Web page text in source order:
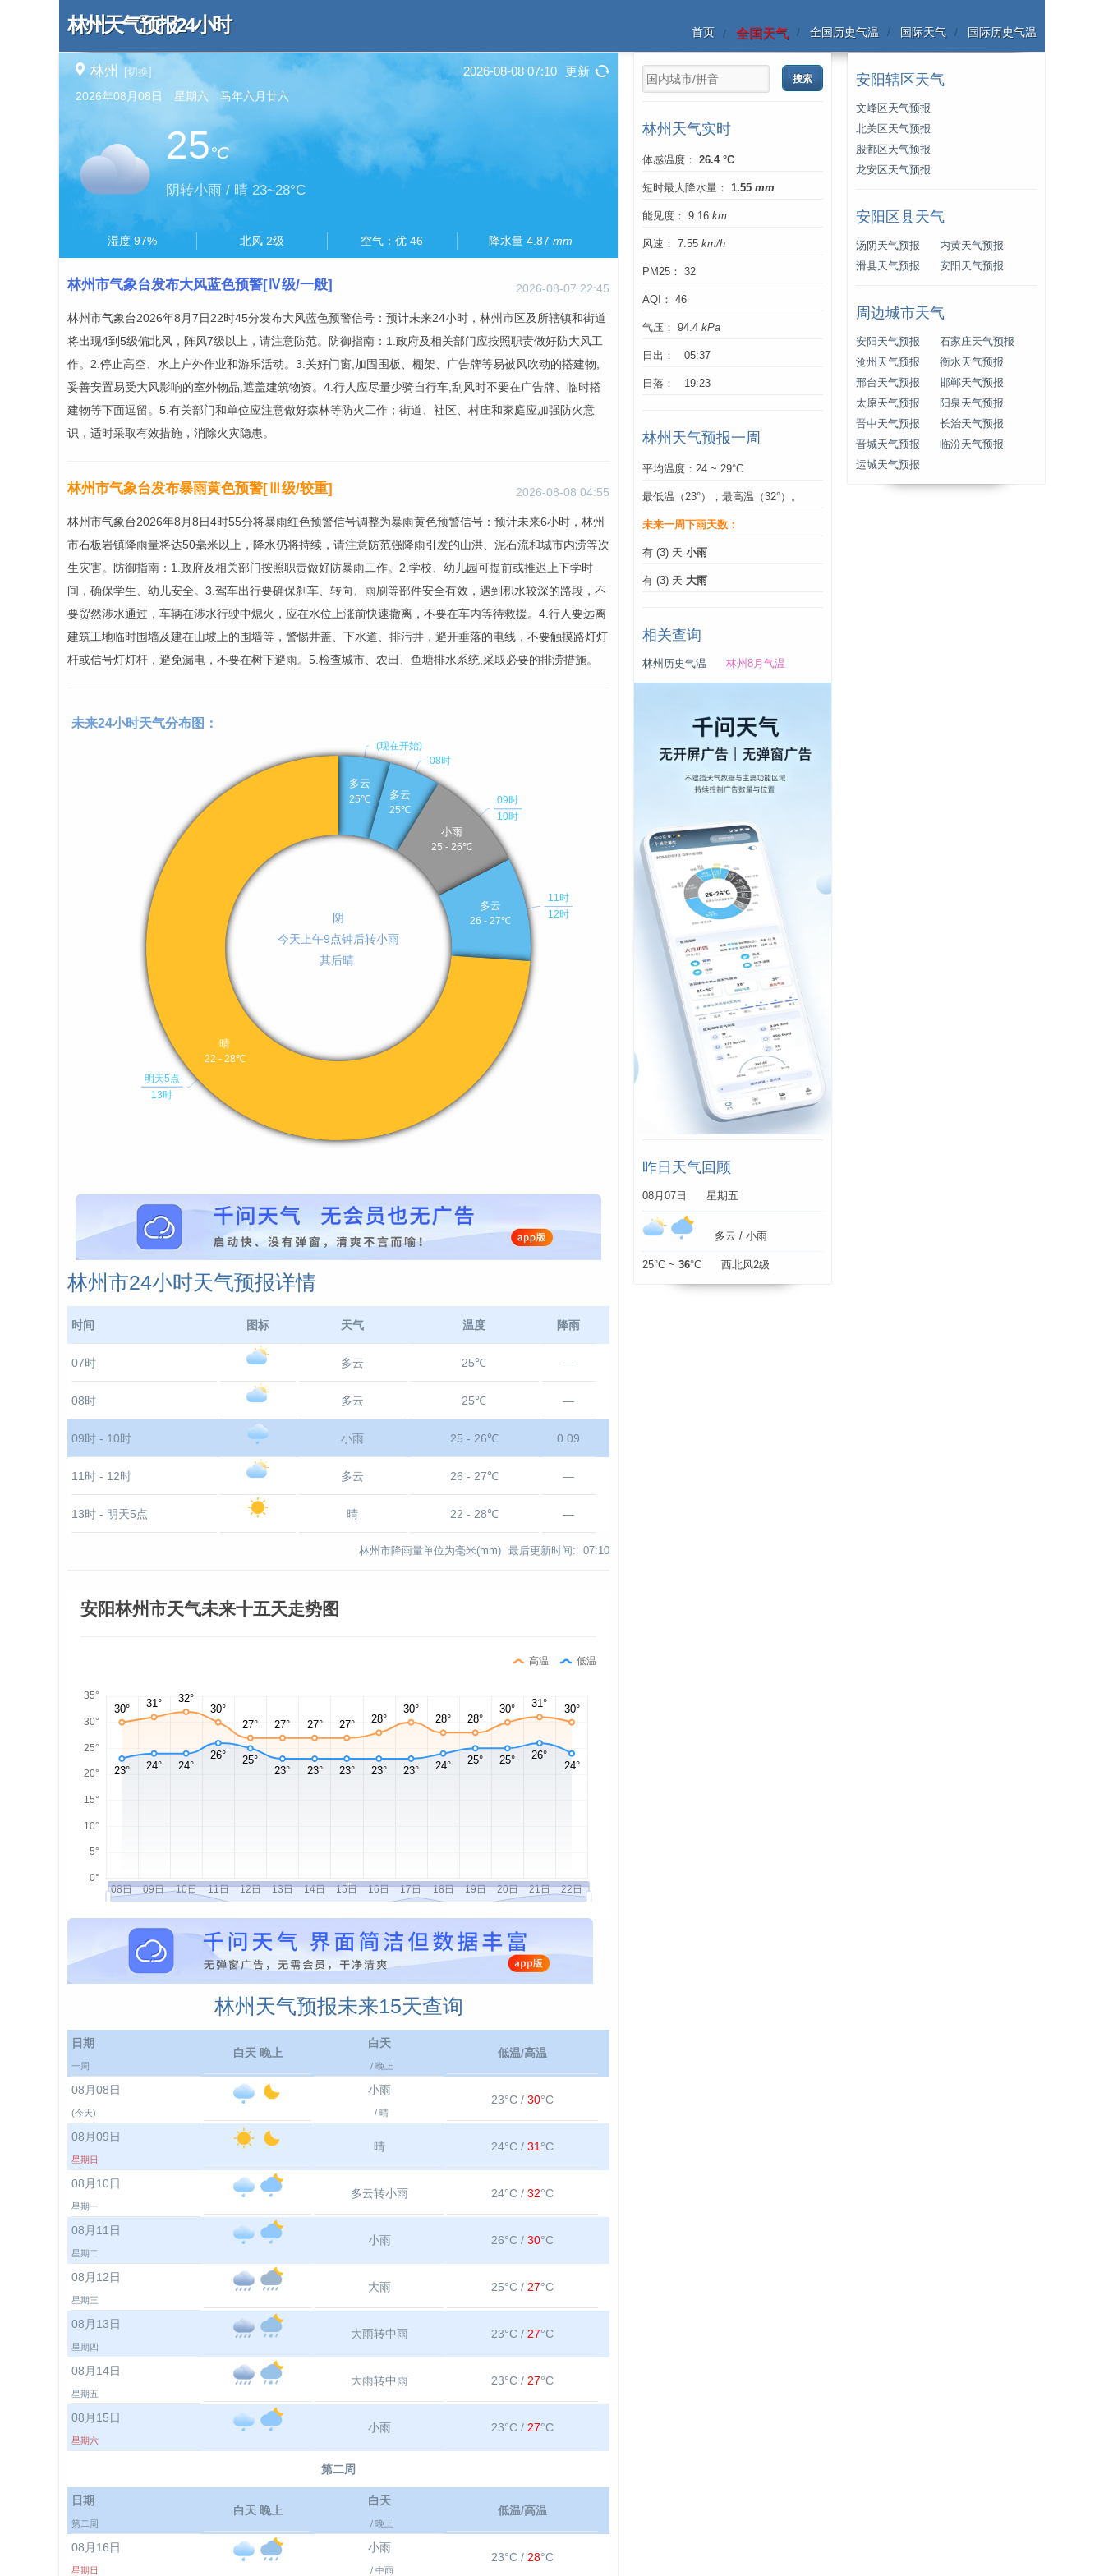
林州天气预报24小时 首页 全国天气 全国历史气温 国际天气 国际历史气温
林州 [切换] 2026-08-08 07:10 更新
2026年08月08日 星期六 马年六月廿六
25°C
阴转小雨 / 晴 23~28°C
湿度 97% 北风 2级 空气：优 46 降水量 4.87mm
2026-08-07 22:45
林州市气象台发布大风蓝色预警[Ⅳ级/一般]
林州市气象台2026年8月7日22时45分发布大风蓝色预警信号：预计未来24小时，林州市区及所辖镇和街道
将出现4到5级偏北风，阵风7级以上，请注意防范。防御指南：1.政府及相关部门应按照职责做好防大风工
作。2.停止高空、水上户外作业和游乐活动。3.关好门窗,加固围板、棚架、广告牌等易被风吹动的搭建物,
妥善安置易受大风影响的室外物品,遮盖建筑物资。4.行人应尽量少骑自行车,刮风时不要在广告牌、临时搭
建物等下面逗留。5.有关部门和单位应注意做好森林等防火工作；街道、社区、村庄和家庭应加强防火意
识，适时采取有效措施，消除火灾隐患。
2026-08-08 04:55
林州市气象台发布暴雨黄色预警[Ⅲ级/较重]
林州市气象台2026年8月8日4时55分将暴雨红色预警信号调整为暴雨黄色预警信号：预计未来6小时，林州
市石板岩镇降雨量将达50毫米以上，降水仍将持续，请注意防范强降雨引发的山洪、泥石流和城市内涝等次
生灾害。防御指南：1.政府及相关部门按照职责做好防暴雨工作。2.学校、幼儿园可提前或推迟上下学时
间，确保学生、幼儿安全。3.驾车出行要确保刹车、转向、雨刷等部件安全有效，遇到积水较深的路段，不
要贸然涉水通过，车辆在涉水行驶中熄火，应在水位上涨前快速撤离，不要在车内等待救援。4.行人要远离
建筑工地临时围墙及建在山坡上的围墙等，警惕井盖、下水道、排污井，避开垂落的电线，不要触摸路灯灯
杆或信号灯灯杆，避免漏电，不要在树下避雨。5.检查城市、农田、鱼塘排水系统,采取必要的排涝措施。
林州市24小时天气预报详情
时间 图标 天气 温度 降雨
07时 多云 25℃ —
08时 多云 25℃ —
09时 - 10时 小雨 25 - 26℃ 0.09
11时 - 12时 多云 26 - 27℃ —
13时 - 明天5点 晴 22 - 28℃ —
林州市降雨量单位为毫米(mm) 最后更新时间: 07:10
安阳林州市天气未来十五天走势图
高温 低温
林州天气预报未来15天查询
日期
一周
白天 晚上
白天
/ 晚上
低温/高温
08月08日
(今天)
小雨
/ 晴
23°C /30°C
08月09日
星期日
晴 24°C /31 °C
08月10日
星期一
多云转小雨 24°C /32°C
08月11日
星期二
小雨 26°C /30°C
08月12日
星期三
大雨 25°C / 27°C
08月13日
星期四
大雨转中雨 23°C / 27°C
08月14日
星期五
大雨转中雨 23°C / 27°C
08月15日
星期六
小雨 23°C / 27°C
第二周
日期
第二周
白天 晚上
白天
/ 晚上
低温/高温
08月16日
星期日
小雨
/ 中雨
23°C / 28°C
林州天气实时
体感温度： 26.4 °C
短时最大降水量： 1.55 mm
能见度： 9.16 km
风速： 7.55 km/h
PM25： 32
AQI： 46
气压： 94.4 kPa
日出： 05:37
日落： 19:23
林州天气预报一周
平均温度：24 ~ 29°C
最低温（23°），最高温（32°）。
未来一周下雨天数：
有 (3) 天 小雨
有 (3) 天 大雨
相关查询
林州历史气温 林州8月气温
昨日天气回顾
08月07日 星期五
多云 / 小雨
25°C ~ 36°C 西北风2级
安阳辖区天气
文峰区天气预报
北关区天气预报
殷都区天气预报
龙安区天气预报
安阳区县天气
汤阴天气预报
内黄天气预报
滑县天气预报
安阳天气预报
周边城市天气
安阳天气预报
石家庄天气预报
沧州天气预报
衡水天气预报
邢台天气预报
邯郸天气预报
太原天气预报
阳泉天气预报
晋中天气预报
长治天气预报
晋城天气预报
临汾天气预报
运城天气预报